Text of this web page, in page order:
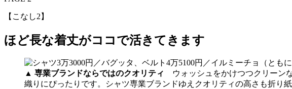
【こなし2】
ほど長な着丈がココで活きてきます
▲ 専業ブランドならではのクオリティ
ウォッシュをかけつつクリーン
織りにぴったりです。シャツ専業ブランドゆえクオリティの高さも折り